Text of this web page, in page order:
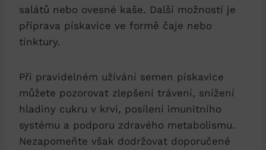
salátů nebo ovesné kaše. Další možností je
příprava pískavice ve formě čaje nebo
tinktury.
Při pravidelném užívání semen pískavice
můžete pozorovat zlepšení trávení, snížení
hladiny cukru v krvi, posílení imunitního
systému a podporu zdravého metabolismu.
Nezapomeňte však dodržovat doporučené